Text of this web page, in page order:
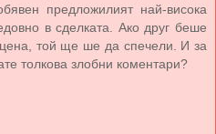
предложилият най-висока
в сделката. Ако друг беше
той ще ше да спечели. И за
толкова злобни коментари?